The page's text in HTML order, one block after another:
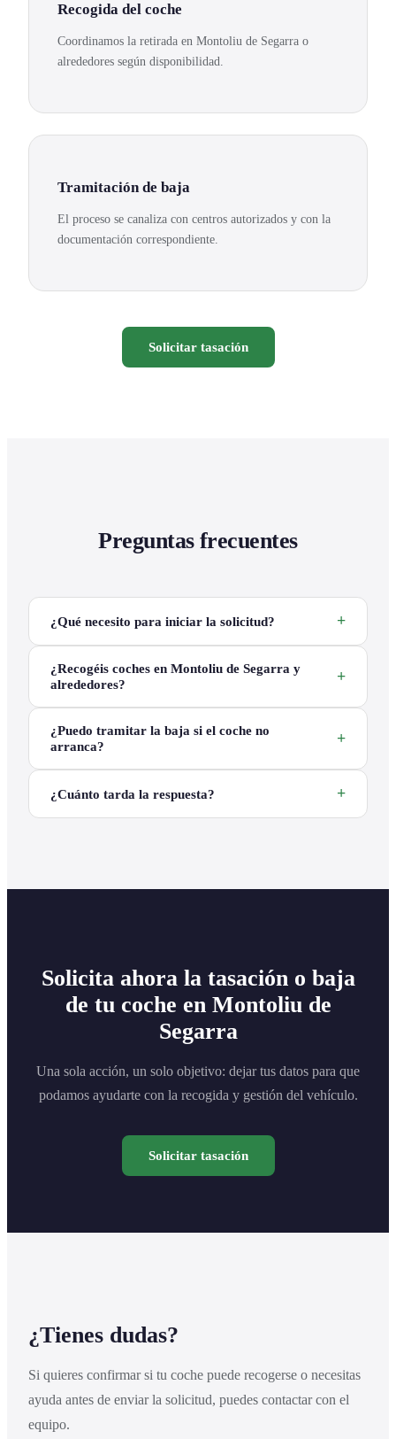
Recogida del coche
Coordinamos la retirada en Montoliu de Segarra o
alrededores según disponibilidad.
Tramitación de baja
El proceso se canaliza con centros autorizados y con la
documentación correspondiente.
Solicitar tasación
Preguntas frecuentes
¿Qué necesito para iniciar la solicitud?
¿Recogéis coches en Montoliu de Segarra y
alrededores?
¿Puedo tramitar la baja si el coche no
arranca?
¿Cuánto tarda la respuesta?
Solicita ahora la tasación o baja
de tu coche en Montoliu de
Segarra
Una sola acción, un solo objetivo: dejar tus datos para que
podamos ayudarte con la recogida y gestión del vehículo.
Solicitar tasación
¿Tienes dudas?
Si quieres confirmar si tu coche puede recogerse o necesitas
ayuda antes de enviar la solicitud, puedes contactar con el
equipo.